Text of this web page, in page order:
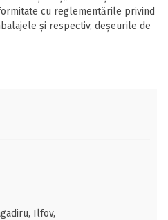
cu reglementările privind
și respectiv, deșeurile de
Ilfov,